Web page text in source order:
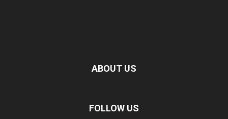
ABOUT US
FOLLOW US